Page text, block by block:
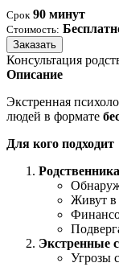
Срок 90 минут
Стоимость:
Заказать
Консультация
Описание
Экстренная
людей в формате
Для кого подходит
Живут в
Экстренные
Угрозы